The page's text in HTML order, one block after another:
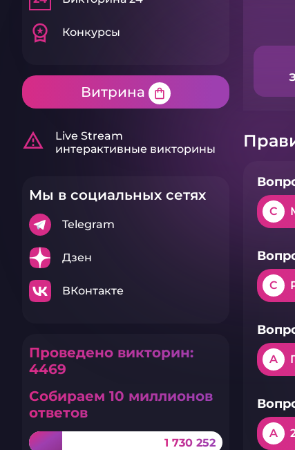
workspace_premium Конкурсы
Витрина shopping_bag
warning_amber
Live Stream
интерактивные викторины
Мы в социальных сетях
Telegram
Дзен
ВКонтакте
Проведено викторин:
4469
Собираем 10 миллионов
ответов
1 730 252
C
C
A
A